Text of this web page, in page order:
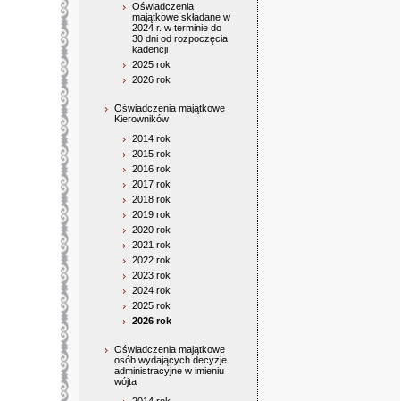
Oświadczenia
majątkowe składane w
2024 r. w terminie do
30 dni od rozpoczęcia
kadencji
2025 rok
2026 rok
Oświadczenia majątkowe
Kierowników
2014 rok
2015 rok
2016 rok
2017 rok
2018 rok
2019 rok
2020 rok
2021 rok
2022 rok
2023 rok
2024 rok
2025 rok
2026 rok
Oświadczenia majątkowe
osób wydających decyzje
administracyjne w imieniu
wójta